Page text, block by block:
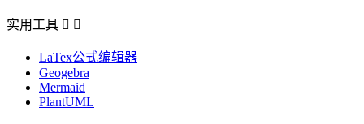
实用工具  
LaTex公式编辑器
Geogebra
Mermaid
PlantUML